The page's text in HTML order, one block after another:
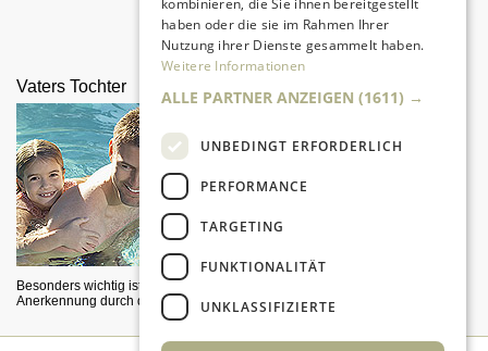
Eine entspannte Atmosphäre trotz
Pubertät?
Vaters Tochter
Besonders wichtig ist die
Anerkennung durch den Vater.
ferngesteuerte RC-Autos über die
Piste.
kombinieren, die Sie ihnen bereitgestellt
haben oder die sie im Rahmen Ihrer
Nutzung ihrer Dienste gesammelt haben.
Weitere Informationen
ALLE PARTNER ANZEIGEN (1611) →
UNBEDINGT ERFORDERLICH
PERFORMANCE
TARGETING
FUNKTIONALITÄT
UNKLASSIFIZIERTE